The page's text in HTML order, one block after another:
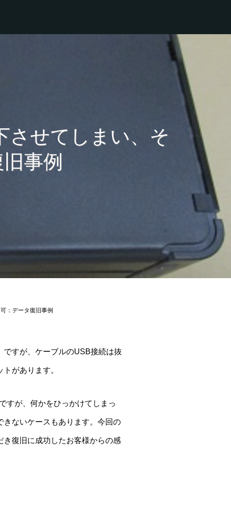
させてしまい、そ
事例
：データ復旧事例
すが、ケーブルのUSB接続は抜
があります。
すが、何かをひっかけてしまっ
ないケースもあります。今回の
復旧に成功したお客様からの感